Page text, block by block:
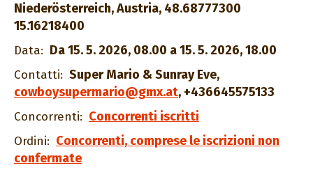
Niederösterreich, Austria, 48.68777300
15.16218400
Data: Da 15. 5. 2026, 08.00 a 15. 5. 2026, 18.00
Contatti: Super Mario & Sunray Eve,
cowboysupermario@gmx.at, +436645575133
Concorrenti: Concorrenti iscritti
Ordini: Concorrenti, comprese le iscrizioni non
confermate